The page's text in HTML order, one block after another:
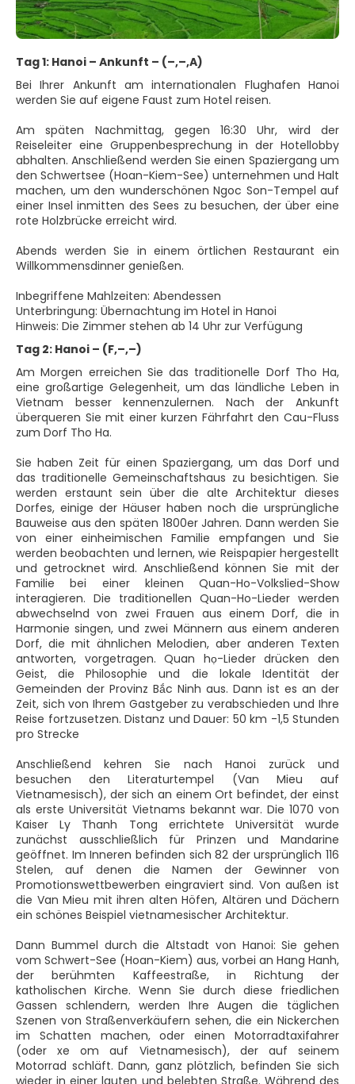
Tag 1: Hanoi – Ankunft – (–,–,A)
Bei Ihrer Ankunft am internationalen Flughafen Hanoi
werden Sie auf eigene Faust zum Hotel reisen.
Am späten Nachmittag, gegen 16:30 Uhr, wird der
Reiseleiter eine Gruppenbesprechung in der Hotellobby
abhalten. Anschließend werden Sie einen Spaziergang um
den Schwertsee (Hoan-Kiem-See) unternehmen und Halt
machen, um den wunderschönen Ngoc Son-Tempel auf
einer Insel inmitten des Sees zu besuchen, der über eine
rote Holzbrücke erreicht wird.
Abends werden Sie in einem örtlichen Restaurant ein
Willkommensdinner genießen.
Inbegriffene Mahlzeiten: Abendessen
Unterbringung: Übernachtung im Hotel in Hanoi
Hinweis: Die Zimmer stehen ab 14 Uhr zur Verfügung
Tag 2: Hanoi – (F,–,–)
Am Morgen erreichen Sie das traditionelle Dorf Tho Ha,
eine großartige Gelegenheit, um das ländliche Leben in
Vietnam besser kennenzulernen. Nach der Ankunft
überqueren Sie mit einer kurzen Fährfahrt den Cau-Fluss
zum Dorf Tho Ha.
Sie haben Zeit für einen Spaziergang, um das Dorf und
das traditionelle Gemeinschaftshaus zu besichtigen. Sie
werden erstaunt sein über die alte Architektur dieses
Dorfes, einige der Häuser haben noch die ursprüngliche
Bauweise aus den späten 1800er Jahren. Dann werden Sie
von einer einheimischen Familie empfangen und Sie
werden beobachten und lernen, wie Reispapier hergestellt
und getrocknet wird. Anschließend können Sie mit der
Familie bei einer kleinen Quan-Ho-Volkslied-Show
interagieren. Die traditionellen Quan-Ho-Lieder werden
abwechselnd von zwei Frauen aus einem Dorf, die in
Harmonie singen, und zwei Männern aus einem anderen
Dorf, die mit ähnlichen Melodien, aber anderen Texten
antworten, vorgetragen. Quan họ-Lieder drücken den
Geist, die Philosophie und die lokale Identität der
Gemeinden der Provinz Bắc Ninh aus. Dann ist es an der
Zeit, sich von Ihrem Gastgeber zu verabschieden und Ihre
Reise fortzusetzen. Distanz und Dauer: 50 km -1,5 Stunden
pro Strecke
Anschließend kehren Sie nach Hanoi zurück und
besuchen den Literaturtempel (Van Mieu auf
Vietnamesisch), der sich an einem Ort befindet, der einst
als erste Universität Vietnams bekannt war. Die 1070 von
Kaiser Ly Thanh Tong errichtete Universität wurde
zunächst ausschließlich für Prinzen und Mandarine
geöffnet. Im Inneren befinden sich 82 der ursprünglich 116
Stelen, auf denen die Namen der Gewinner von
Promotionswettbewerben eingraviert sind. Von außen ist
die Van Mieu mit ihren alten Höfen, Altären und Dächern
ein schönes Beispiel vietnamesischer Architektur.
Dann Bummel durch die Altstadt von Hanoi: Sie gehen
vom Schwert-See (Hoan-Kiem) aus, vorbei an Hang Hanh,
der berühmten Kaffeestraße, in Richtung der
katholischen Kirche. Wenn Sie durch diese friedlichen
Gassen schlendern, werden Ihre Augen die täglichen
Szenen von Straßenverkäufern sehen, die ein Nickerchen
im Schatten machen, oder einen Motorradtaxifahrer
(oder xe om auf Vietnamesisch), der auf seinem
Motorrad schläft. Dann, ganz plötzlich, befinden Sie sich
wieder in einer lauten und belebten Straße. Während des